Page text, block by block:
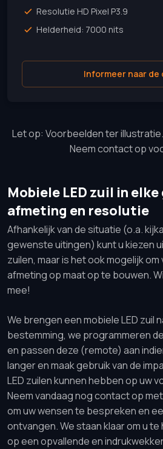
Resolutie HD Pixel P3.9
Helderheid: 7000 nits
Informeer naar de
Let op: Voorbeelden ter
Neem contact op
Mobiele LED zuil in
afmeting en resolutie
Afhankelijk van de situatie (o.a.
gewenste uitingen) kunt u kiezen
zuilen, maar is het ook mogelijk
afmeting op maat op te bouwen.
mee!
We brengen een mobiele LED zuil
bestemming, we programmeren
en passen deze (remote) aan
langer en maak gebruik van de
LED zuilen kunnen hebben op uw
Neem vandaag nog contact op
om uw wensen te bespreken en
ontvangen. We staan klaar om u
op een opvallende en